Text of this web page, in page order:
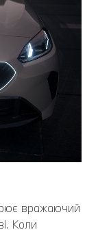
вражаючий
Коли